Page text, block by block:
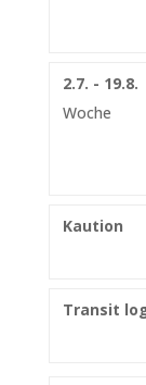
2.7. - 19.8.
Woche
Kaution
Transit